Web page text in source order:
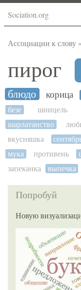
Sociation.org
Ассоциации к слову
пирог
блюдо корица
безе
шницель
шарлатанство
вкусняшка
мука
противень
запеканка
выпечка
Попробуй
Новую